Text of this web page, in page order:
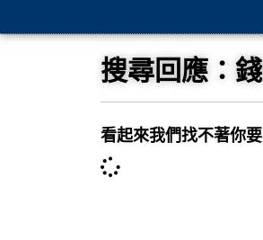
搜尋回應：
看起來我們找不著你